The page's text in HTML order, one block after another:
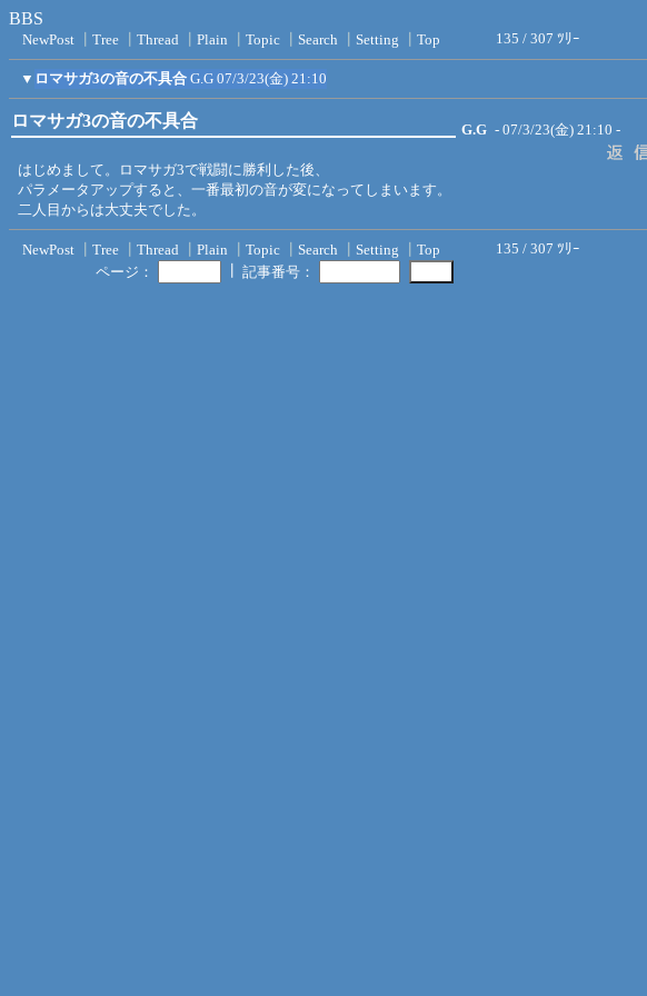
BBS
NewPost Tree Thread Plain Topic Search Setting Top 135 / 307 ﾂﾘｰ
▼ ロマサガ3の音の不具合 G.G 07/3/23(金) 21:10
ロマサガ3の音の不具合 G.G - 07/3/23(金) 21:10 -
はじめまして。ロマサガ3で戦闘に勝利した後、
パラメータアップすると、一番最初の音が変になってしまいます。
二人目からは大丈夫でした。
NewPost Tree Thread Plain Topic Search Setting Top 135 / 307 ﾂﾘｰ
ページ：
記事番号：